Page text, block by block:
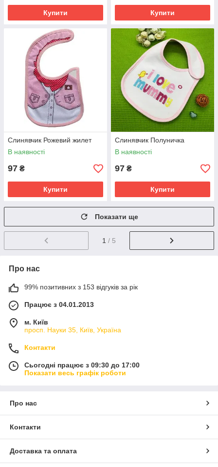
Купити Купити
Слинявчик Рожевий жилет
В наявності
97 ₴
Купити
Слинявчик Полуничка
В наявності
97 ₴
Купити
Показати ще
1 / 5
Про нас
99% позитивних з 153 відгуків за рік
Працює з 04.01.2013
м. Київ
просп. Науки 35, Київ, Україна
Контакти
Сьогодні працює з 09:30 до 17:00
Показати весь графік роботи
Про нас
Контакти
Доставка та оплата